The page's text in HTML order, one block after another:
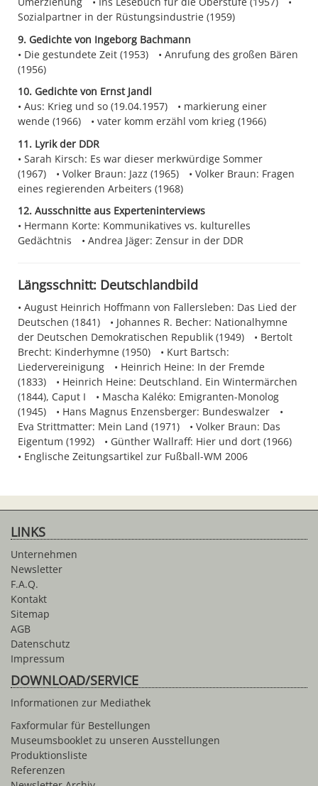
Sozialpartner in der Rüstungsindustrie (1959)
9. Gedichte von Ingeborg Bachmann
Die gestundete Zeit (1953)
Anrufung des großen Bären
(1956)
10. Gedichte von Ernst Jandl
Aus: Krieg und so (19.04.1957)
markierung einer
wende (1966)
vater komm erzähl vom krieg (1966)
11. Lyrik der DDR
Sarah Kirsch: Es war dieser merkwürdige Sommer
(1967)
Volker Braun: Jazz (1965)
Volker Braun: Fragen
eines regierenden Arbeiters (1968)
12. Ausschnitte aus Experteninterviews
Hermann Korte: Kommunikatives vs. kulturelles
Gedächtnis
Andrea Jäger: Zensur in der DDR
Längsschnitt: Deutschlandbild
August Heinrich Hoffmann von Fallersleben: Das Lied der
Deutschen (1841)
Johannes R. Becher: Nationalhymne
der Deutschen Demokratischen Republik (1949)
Bertolt
Brecht: Kinderhymne (1950)
Kurt Bartsch:
Liedervereinigung
Heinrich Heine: In der Fremde
(1833)
Heinrich Heine: Deutschland. Ein Wintermärchen
(1844), Caput I
Mascha Kaléko: Emigranten-Monolog
(1945)
Hans Magnus Enzensberger: Bundeswalzer
Eva Strittmatter: Mein Land (1971)
Volker Braun: Das
Eigentum (1992)
Günther Wallraff: Hier und dort (1966)
Englische Zeitungsartikel zur Fußball-WM 2006
LINKS
Unternehmen
Newsletter
F.A.Q.
Kontakt
Sitemap
AGB
Datenschutz
Impressum
DOWNLOAD/SERVICE
Informationen zur Mediathek
Faxformular für Bestellungen
Museumsbooklet zu unseren Ausstellungen
Produktionsliste
Referenzen